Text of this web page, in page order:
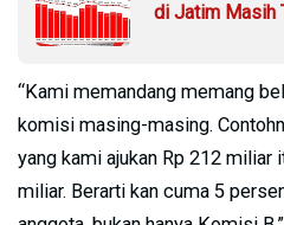
di Jatim Masih
“Kami memandang memang
komisi masing-masing.
yang kami ajukan Rp 212 miliar
miliar. Berarti kan cuma 5